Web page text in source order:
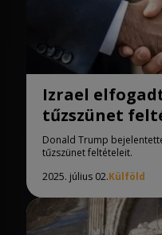
Izrael
tűzszünet
Donald Trump
tűzszünet feltételeit.
2025. július 02.Külföld